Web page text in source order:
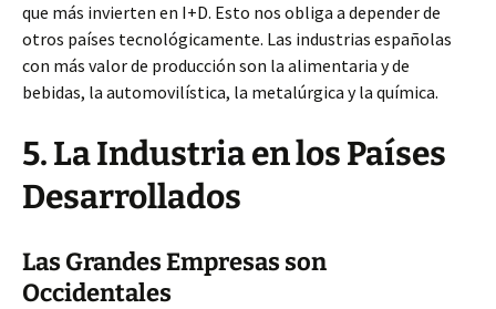
que más invierten en I+D. Esto nos obliga a depender de
otros países tecnológicamente. Las industrias españolas
con más valor de producción son la alimentaria y de
bebidas, la automovilística, la metalúrgica y la química.
5. La Industria en los Países
Desarrollados
Las Grandes Empresas son
Occidentales